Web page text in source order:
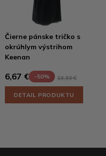
Čierne pánske tričko s
okrúhlym výstrihom
Keenan
6,67 € -50% 13,33 €
DETAIL PRODUKTU